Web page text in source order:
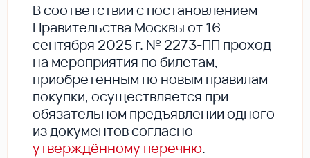
В соответствии с постановлением
Правительства Москвы от 16
сентября 2025 г. № 2273-ПП проход
на мероприятия по билетам,
приобретенным по новым правилам
покупки, осуществляется при
обязательном предъявлении одного
из документов согласно
утверждённому перечню.